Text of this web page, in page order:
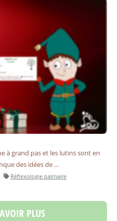
à grand pas et les lutins sont en
des idées de ...
Réflexologie palmaire
PLUS